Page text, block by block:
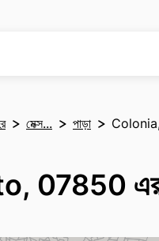
মেক্স... পাড়া
এর